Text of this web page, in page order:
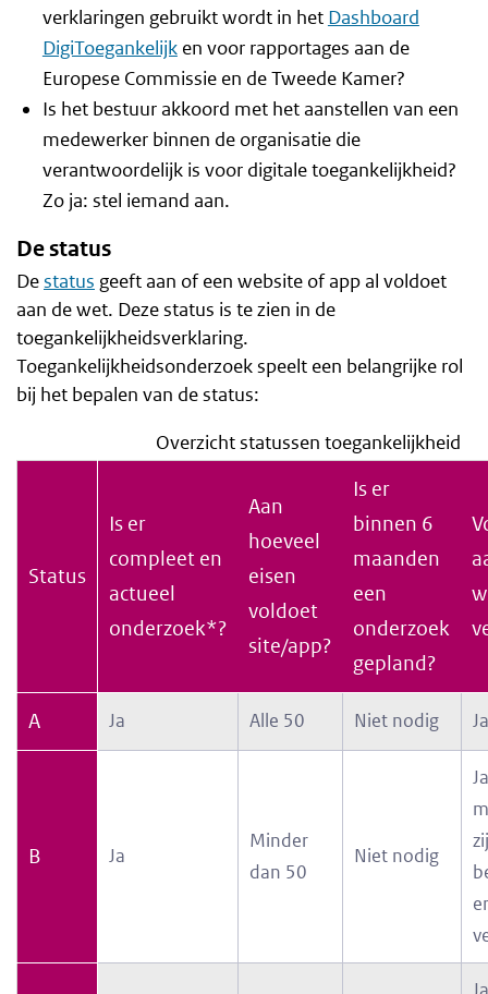
verklaringen gebruikt wordt in het Dashboard
DigiToegankelijken voor rapportages aan de
Europese Commissie en de Tweede Kamer?
Is het bestuur akkoord met het aanstellen van een
medewerker binnen de organisatie die
verantwoordelijk is voor digitale toegankelijkheid?
Zo ja: stel iemand aan.
De status
Destatus geeft aan of een website of app al voldoet
aan de wet. Deze status is te zien in de
toegankelijkheidsverklaring.
Toegankelijkheidsonderzoek speelt een belangrijke rol
bij het bepalen van de status:
Overzicht statussen toegankelijkheid
Status
Is er
compleet en
actueel
onderzoek*?
Aan
hoeveel
eisen
voldoet
site/app?
Is er
binnen 6
maanden
een
onderzoek
gepland?
A Ja Alle 50 Niet nodig Ja
B Ja
Minder
dan 50
Niet nodig